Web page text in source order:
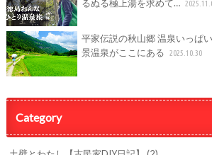
るぬる極上湯を求めて…
平家伝説の秋山郷 温泉いっぱ
景温泉がここにある
2025.10.30
Category